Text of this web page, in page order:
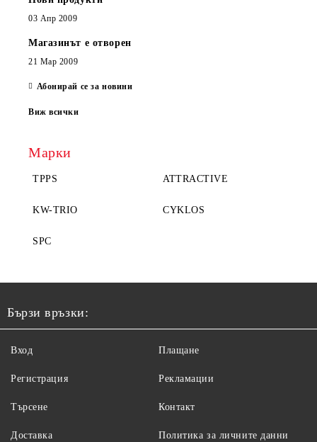
03 Апр 2009
Магазинът е отворен
21 Мар 2009
Абонирай се за новини
Виж всички
Марки
TPPS ATTRACTIVE
KW-TRIO CYKLOS
SPC
Бързи връзки:
Вход
Регистрация
Търсене
Доставка
Плащане
Рекламации
Контакт
Политика за личните данни